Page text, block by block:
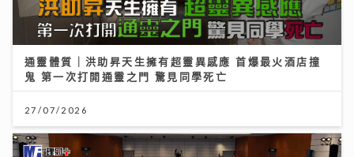
通靈體質｜洪助昇天生擁有超靈異感應 首爆最火酒店撞
鬼 第一次打開通靈之門 驚見同學死亡
27/07/2026